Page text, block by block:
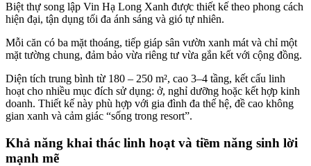
Biệt thự song lập Vin Hạ Long Xanh được thiết kế theo phong cách
hiện đại, tận dụng tối đa ánh sáng và gió tự nhiên.
Mỗi căn có ba mặt thoáng, tiếp giáp sân vườn xanh mát và chỉ một
mặt tường chung, đảm bảo vừa riêng tư vừa gắn kết với cộng đồng.
Diện tích trung bình từ 180 – 250 m², cao 3–4 tầng, kết cấu linh
hoạt cho nhiều mục đích sử dụng: ở, nghỉ dưỡng hoặc kết hợp kinh
doanh. Thiết kế này phù hợp với gia đình đa thế hệ, đề cao không
gian xanh và cảm giác “sống trong resort”.
Khả năng khai thác linh hoạt và tiềm năng sinh lời
mạnh mẽ